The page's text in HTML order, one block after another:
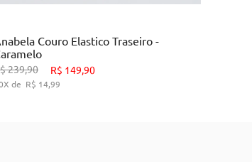
33 34
ADICIONAR AO CARRINHO
Couro Elastico Traseiro -
239,90 R$ 149,90
R$ 14,99